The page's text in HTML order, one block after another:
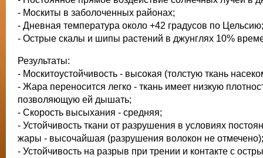
- Москиты в заболоченных районах;
- Дневная температура около +42 градусов по Цельсию;
- Острые скалы и шипы растений в джунглях 10%
Результаты:
- Москитоустойчивость - высокая (толстую ткань
- Жара переносится легко - ткань имеет низкую
позволяющую ей дышать;
- Скорость высыхания - средняя;
- Устойчивость ткани от разрушения в условиях
жары - высочайшая (разрушения волокон не отмечено);
- Устойчивость на разрыв при трении и контакте с